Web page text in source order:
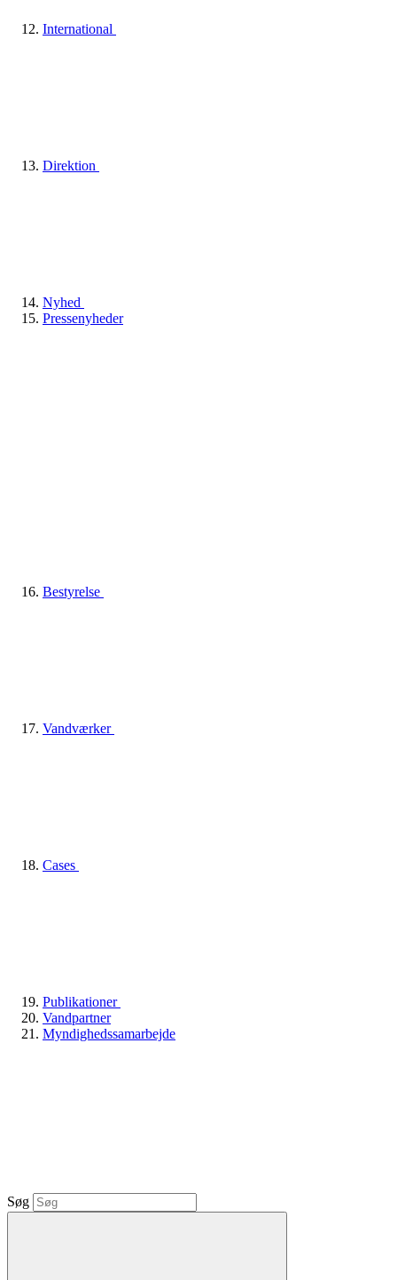
International
Direktion
Nyhed
Pressenyheder
Bestyrelse
Vandværker
Cases
Publikationer
Vandpartner
Myndighedssamarbejde
Søg